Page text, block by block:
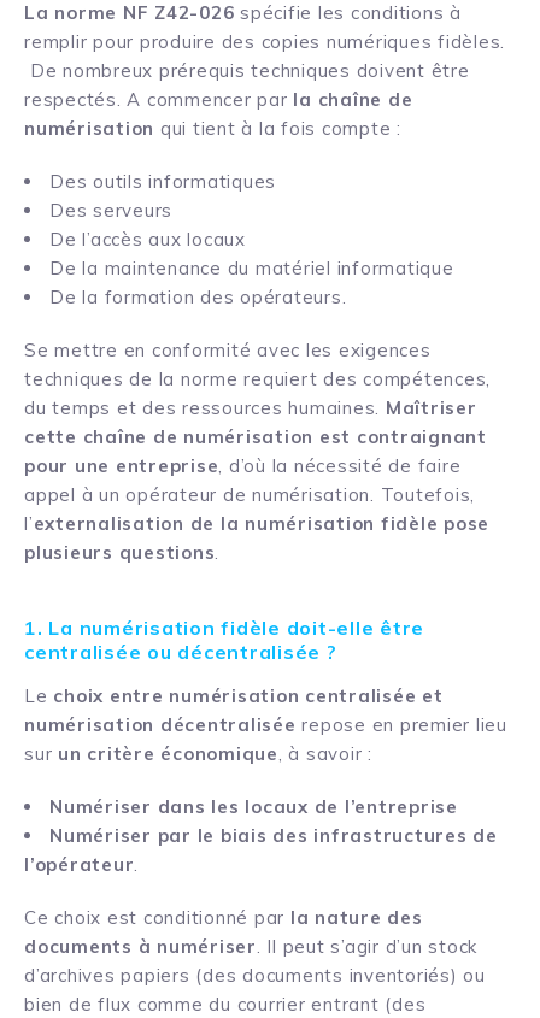
La norme NF Z42-026 spécifie les conditions à
remplir pour produire des copies numériques fidèles.
De nombreux prérequis techniques doivent être
respectés. A commencer par la chaîne de
numérisation qui tient à la fois compte :
Des outils informatiques
Des serveurs
De l’accès aux locaux
De la maintenance du matériel informatique
De la formation des opérateurs.
Se mettre en conformité avec les exigences
techniques de la norme requiert des compétences,
du temps et des ressources humaines. Maîtriser
cette chaîne de numérisation est contraignant
pour une entreprise, d’où la nécessité de faire
appel à un opérateur de numérisation. Toutefois,
l’externalisation de la numérisation fidèle pose
plusieurs questions.
1. La numérisation fidèle doit-elle être
centralisée ou décentralisée ?
Le choix entre numérisation centralisée et
numérisation décentralisée repose en premier lieu
sur un critère économique, à savoir :
Numériser dans les locaux de l’entreprise
Numériser par le biais des infrastructures de
l’opérateur.
Ce choix est conditionné par la nature des
documents à numériser. Il peut s’agir d’un stock
d’archives papiers (des documents inventoriés) ou
bien de flux comme du courrier entrant (des